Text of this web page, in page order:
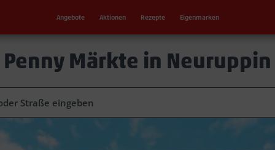
Angebote Aktionen Rezepte Eigenmarken
Penny Märkte in Neuruppin